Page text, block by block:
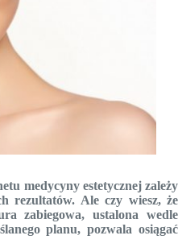
medycyny estetycznej zależy
rezultatów. Ale czy wiesz, że
zabiegowa, ustalona wedle
planu, pozwala osiągać